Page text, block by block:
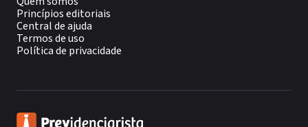
Princípios editoriais
Central de ajuda
Termos de uso
Política de privacidade